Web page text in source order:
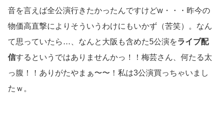
音を言えば全公演行きたかったんですけどw・・・昨今の
物価高直撃によりそういうわけにもいかず（苦笑）。なん
て思っていたら…、なんと大阪も含めた5公演をライブ配
信するというではありませんかっ！！梅芸さん、何たる太
っ腹！！ありがたやまぁ〜〜！私は3公演買っちゃいまし
たｗ。